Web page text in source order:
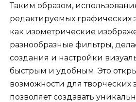
Таким образом,
редактируемых графических
как изометрические
разнообразные фильтры,
создания и настройки
быстрым и удобным. Это
возможности для творческих
позволяет создавать